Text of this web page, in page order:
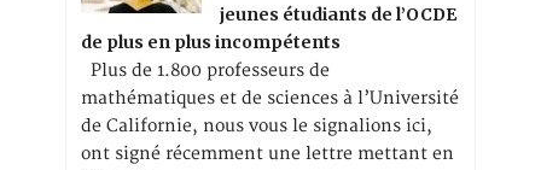
jeunes étudiants de l’OCDE
de plus en plus incompétents
Plus de 1.800 professeurs de
mathématiques et de sciences à l’Université
de Californie, nous vous le signalions ici,
ont signé récemment une lettre mettant en